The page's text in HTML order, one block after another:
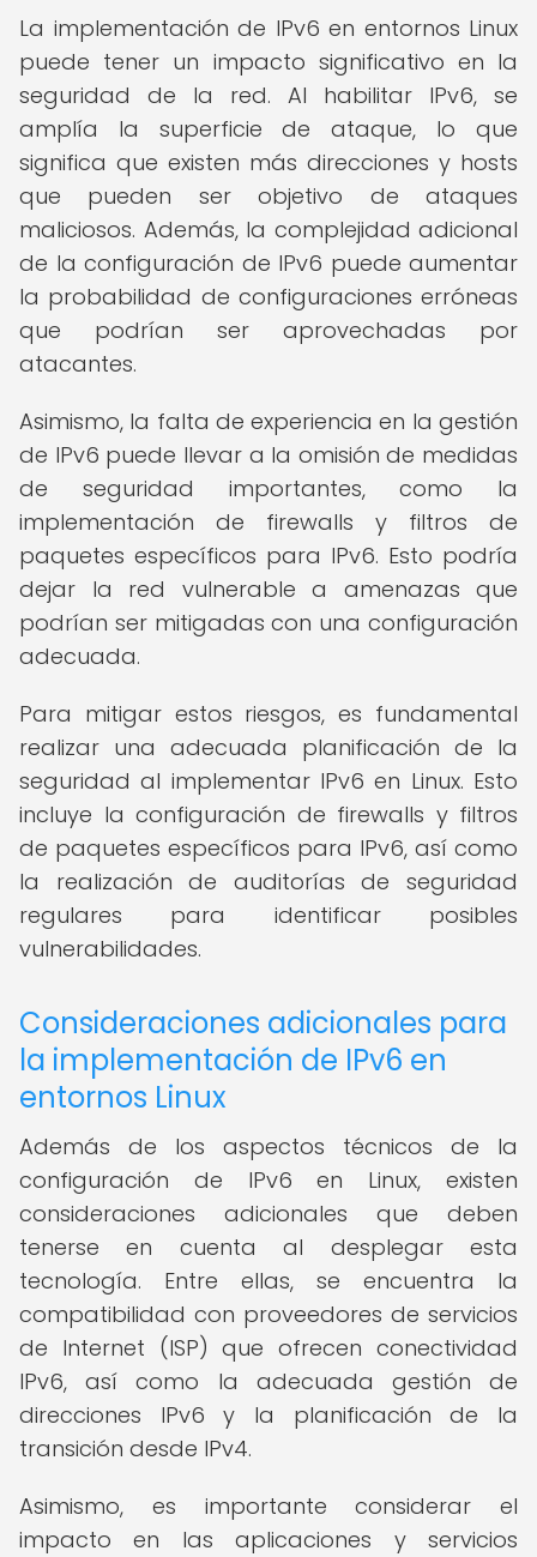
La implementación de IPv6 en entornos Linux
puede tener un impacto significativo en la
seguridad de la red. Al habilitar IPv6, se
amplía la superficie de ataque, lo que
significa que existen más direcciones y hosts
que pueden ser objetivo de ataques
maliciosos. Además, la complejidad adicional
de la configuración de IPv6 puede aumentar
la probabilidad de configuraciones erróneas
que podrían ser aprovechadas por
atacantes.
Asimismo, la falta de experiencia en la gestión
de IPv6 puede llevar a la omisión de medidas
de seguridad importantes, como la
implementación de firewalls y filtros de
paquetes específicos para IPv6. Esto podría
dejar la red vulnerable a amenazas que
podrían ser mitigadas con una configuración
adecuada.
Para mitigar estos riesgos, es fundamental
realizar una adecuada planificación de la
seguridad al implementar IPv6 en Linux. Esto
incluye la configuración de firewalls y filtros
de paquetes específicos para IPv6, así como
la realización de auditorías de seguridad
regulares para identificar posibles
vulnerabilidades.
Consideraciones adicionales para
la implementación de IPv6 en
entornos Linux
Además de los aspectos técnicos de la
configuración de IPv6 en Linux, existen
consideraciones adicionales que deben
tenerse en cuenta al desplegar esta
tecnología. Entre ellas, se encuentra la
compatibilidad con proveedores de servicios
de Internet (ISP) que ofrecen conectividad
IPv6, así como la adecuada gestión de
direcciones IPv6 y la planificación de la
transición desde IPv4.
Asimismo, es importante considerar el
impacto en las aplicaciones y servicios